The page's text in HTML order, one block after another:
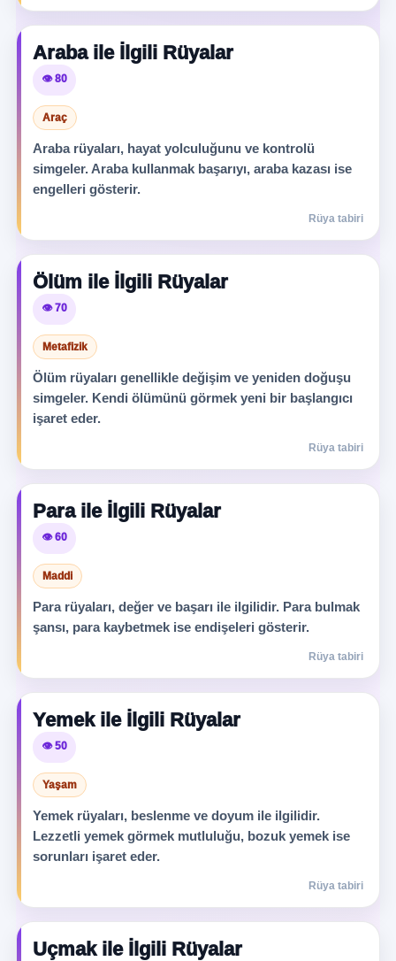
Araba ile İlgili Rüyalar
👁️ 80
Araç
Araba rüyaları, hayat yolculuğunu ve kontrolü
simgeler. Araba kullanmak başarıyı, araba kazası ise
engelleri gösterir.
Rüya tabiri
Ölüm ile İlgili Rüyalar
👁️ 70
Metafizik
Ölüm rüyaları genellikle değişim ve yeniden doğuşu
simgeler. Kendi ölümünü görmek yeni bir başlangıcı
işaret eder.
Rüya tabiri
Para ile İlgili Rüyalar
👁️ 60
Maddi
Para rüyaları, değer ve başarı ile ilgilidir. Para bulmak
şansı, para kaybetmek ise endişeleri gösterir.
Rüya tabiri
Yemek ile İlgili Rüyalar
👁️ 50
Yaşam
Yemek rüyaları, beslenme ve doyum ile ilgilidir.
Lezzetli yemek görmek mutluluğu, bozuk yemek ise
sorunları işaret eder.
Rüya tabiri
Uçmak ile İlgili Rüyalar